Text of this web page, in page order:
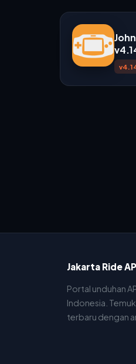
Jakarta Ride
Portal unduhan
Indonesia.
terbaru dengan